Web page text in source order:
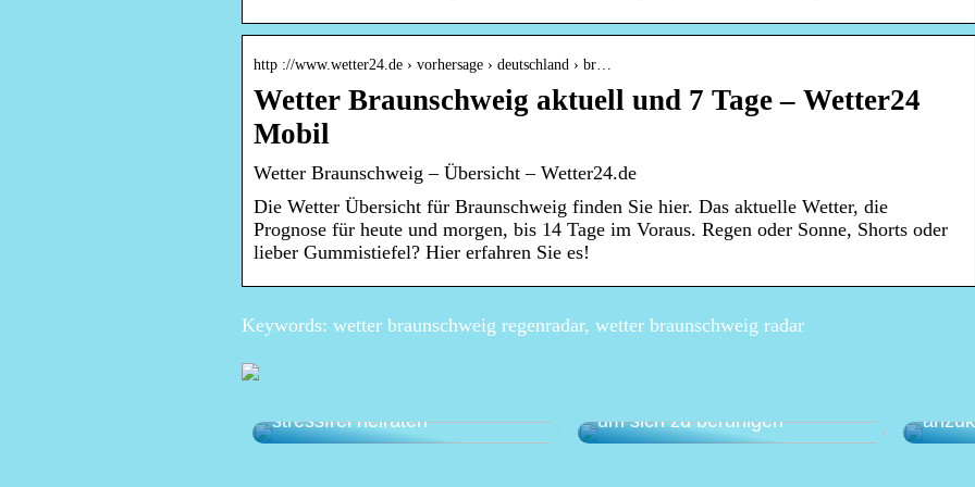
http ://www.wetter24.de › vorhersage › deutschland › br…
Wetter Braunschweig aktuell und 7 Tage – Wetter24
Mobil
Wetter Braunschweig – Übersicht – Wetter24.de
Die Wetter Übersicht für Braunschweig finden Sie hier. Das aktuelle Wetter, die
Prognose für heute und morgen, bis 14 Tage im Voraus. Regen oder Sonne, Shorts oder
lieber Gummistiefel? Hier erfahren Sie es!
Keywords: wetter braunschweig regenradar, wetter braunschweig radar
stressfrei heiraten
um sich zu beruhigen